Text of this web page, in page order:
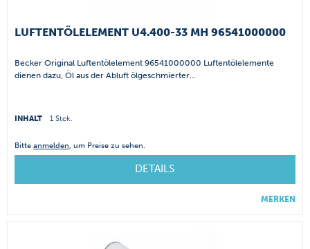
LUFTENTÖLELEMENT U4.400-33 MH 96541000000
Becker Original Luftentölelement 96541000000 Luftentölelemente
dienen dazu, Öl aus der Abluft ölgeschmierter...
INHALT 1 Stck.
Bitteanmelden, um Preise zu sehen.
DETAILS
MERKEN